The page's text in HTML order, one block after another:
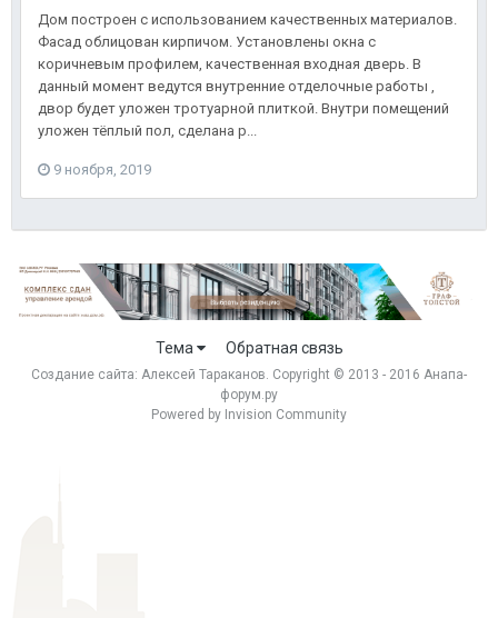
Дом построен с использованием качественных материалов.
Фасад облицован кирпичом. Установлены окна с
коричневым профилем, качественная входная дверь. В
данный момент ведутся внутренние отделочные работы ,
двор будет уложен тротуарной плиткой. Внутри помещений
уложен тёплый пол, сделана р...
9 ноября, 2019
Тема Обратная связь
Создание сайта: Алексей Тараканов . Copyright © 2013 - 2016 Анапа-
форум.ру
Powered by Invision Community